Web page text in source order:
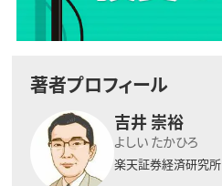
著者プロフィール
吉井 崇裕
よしい たかひろ
楽天証券経済研究所